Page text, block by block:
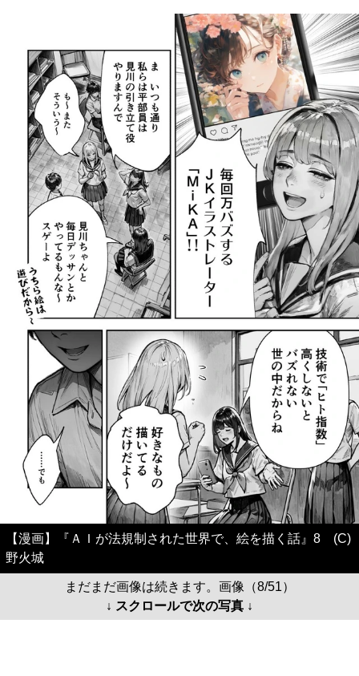
【漫画】『ＡＩが法規制された世界で、絵を描く話』8 (C)
野火城
まだまだ画像は続きます。画像（8/51）
↓ スクロールで次の写真 ↓